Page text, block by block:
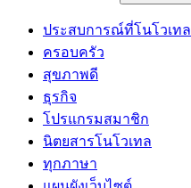
ประสบการณ์ที่โนโวเทล
ครอบครัว
สุขภาพดี
ธุรกิจ
โปรแกรมสมาชิก
นิตยสารโนโวเทล
ทุกภาษา